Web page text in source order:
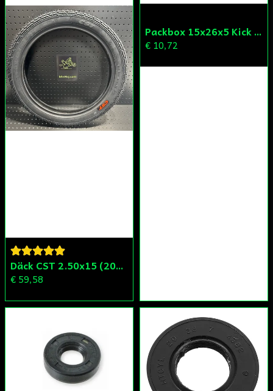
Däck CST 2.50x15 (20x250) Compact/Scoper/Mamba/Flakmoped
€ 59,58
Packbox 15x26x5 Kick Aprilia/Derbi/Gilera (original)
€ 10,72